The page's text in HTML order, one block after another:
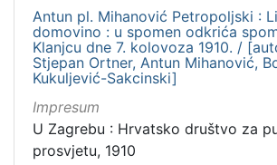
Antun pl. Mihanović Petropoljski :
domovino : u spomen odkrića
Klanjcu dne 7. kolovoza 1910. /
Stjepan Ortner, Antun Mihanović,
Kukuljević-Sakcinski]
Impresum
U Zagrebu : Hrvatsko društvo za
prosvjetu, 1910